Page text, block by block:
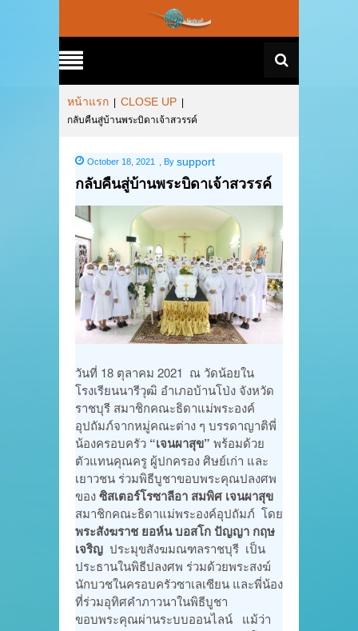
หน้าแรก CLOSE UP
กลับคืนสู่บ้านพระบิดาเจ้าสวรรค์
October 18, 2021 By support
กลับคืนสู่บ้านพระบิดาเจ้าสวรรค์
วันที่ 18 ตุลาคม 2021 ณ วัดน้อยใน
โรงเรียนนารีวุฒิ อำเภอบ้านโป่ง จังหวัด
ราชบุรี สมาชิกคณะธิดาแม่พระองค์
อุปถัมภ์จากหมู่คณะต่าง ๆ บรรดาญาติพี่
น้องครอบครัว “เจนผาสุข” พร้อมด้วย
ตัวแทนคุณครู ผู้ปกครอง ศิษย์เก่า และ
เยาวชน ร่วมพิธีบูชาขอบพระคุณปลงศพ
ของซิสเตอร์โรซาลีอา สมพิศ เจนผาสุข
สมาชิกคณะธิดาแม่พระองค์อุปถัมภ์ โดย
พระสังฆราช ยอห์น บอสโก ปัญญา กฤษ
เจริญ ประมุขสังฆมณฑลราชบุรี เป็น
ประธานในพิธีปลงศพ ร่วมด้วยพระสงฆ์
นักบวชในครอบครัวซาเลเซียน และพี่น้อง
ที่ร่วมอุทิศคำภาวนาในพิธีบูชา
ขอบพระคุณผ่านระบบออนไลน์ แม้ว่า